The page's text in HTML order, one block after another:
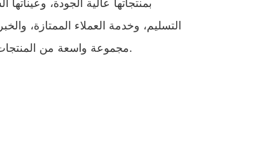
التسليم، وخدمة العملاء الممتازة،
مجموعة واسعة من المنتجات ويمكنهم تقديم حلول مخصصة للعملاء.